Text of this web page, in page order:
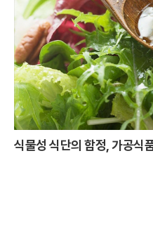
식물성 식단의 함정, 가공식